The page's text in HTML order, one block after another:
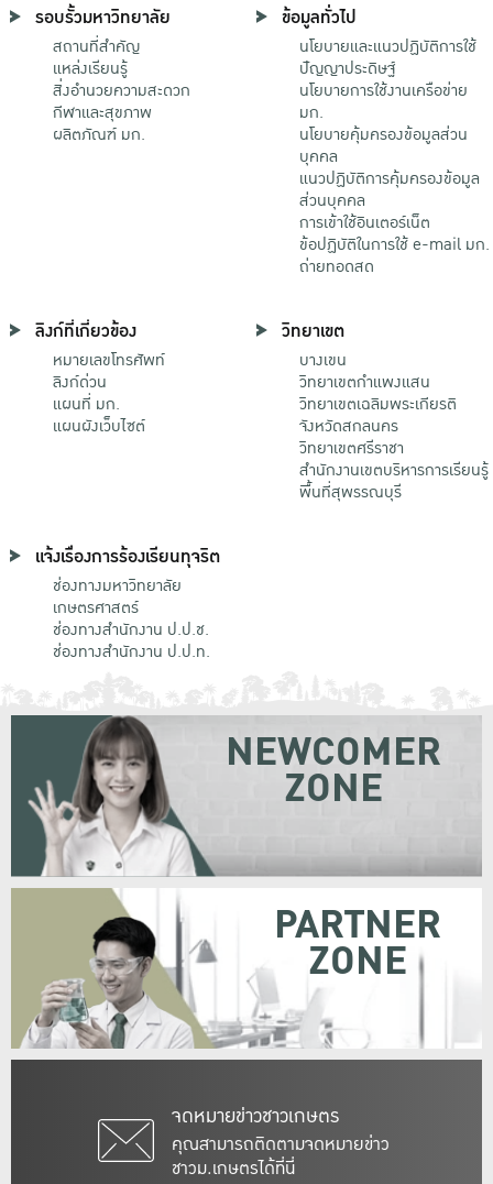
รอบรั้วมหาวิทยาลัย
สถานที่สำคัญ
แหล่งเรียนรู้
สิ่งอำนวยความสะดวก
กีฬาและสุขภาพ
ผลิตภัณฑ์ มก.
ข้อมูลทั่วไป
นโยบายและแนวปฏิบัติการใช้
ปัญญาประดิษฐ์
นโยบายการใช้งานเครือข่าย
มก.
นโยบายคุ้มครองข้อมูลส่วน
บุคคล
แนวปฏิบัติการคุ้มครองข้อมูล
ส่วนบุคคล
การเข้าใช้อินเตอร์เน็ต
ข้อปฏิบัติในการใช้ e-mail มก.
ถ่ายทอดสด
ลิงก์ที่เกี่ยวข้อง
หมายเลขโทรศัพท์
ลิงก์ด่วน
แผนที่ มก.
แผนผังเว็บไซต์
วิทยาเขต
บางเขน
วิทยาเขตกําแพงแสน
วิทยาเขตเฉลิมพระเกียรติ
จังหวัดสกลนคร
วิทยาเขตศรีราชา
สำนักงานเขตบริหารการเรียนรู้
พื้นที่สุพรรณบุรี
แจ้งเรื่องการร้องเรียนทุจริต
ช่องทางมหาวิทยาลัย
เกษตรศาสตร์
ช่องทางสำนักงาน ป.ป.ช.
ช่องทางสำนักงาน ป.ป.ท.
จดหมายข่าวชาวเกษตร
คุณสามารถติดตามจดหมายข่าว
ชาวม.เกษตรได้ที่นี่
NEWCOMER
ZONE
PARTNER
ZONE